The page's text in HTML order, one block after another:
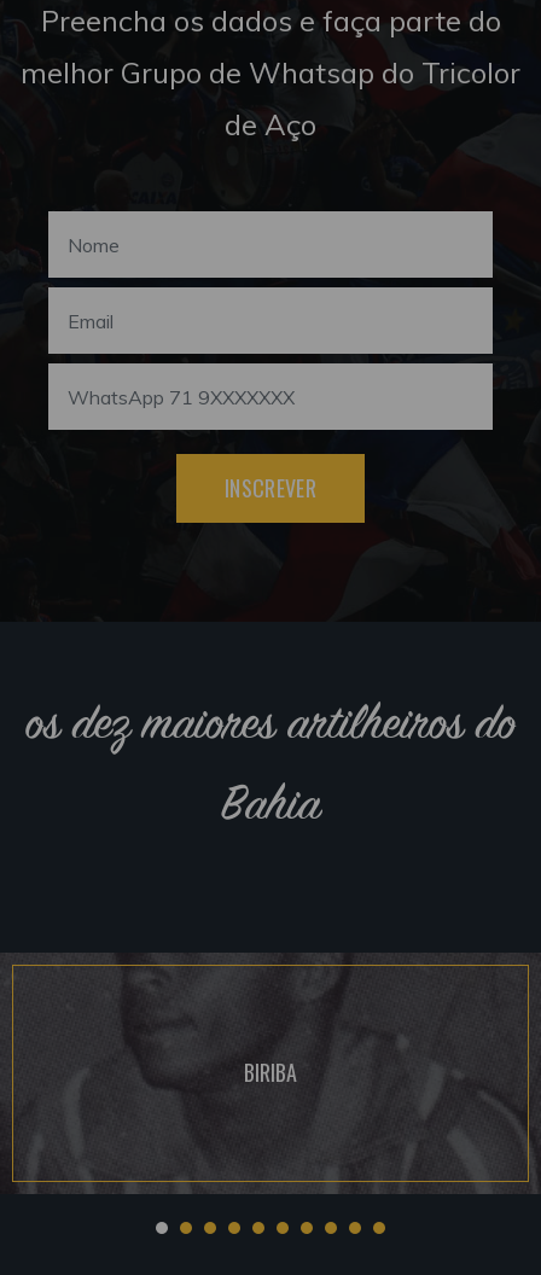
Preencha os dados e faça parte do
melhor Grupo de Whatsap do Tricolor
de Aço
INSCREVER
os dez maiores artilheiros do
Bahia
BIRIBA